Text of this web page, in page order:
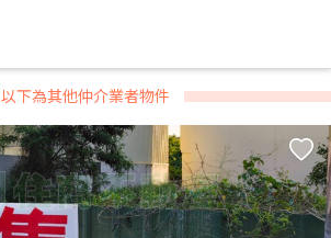
以下為其他仲介業者物件